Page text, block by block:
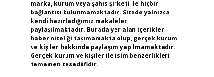
marka, kurum veya şahıs şirketi ile hiçbir
bağlantısı bulunmamaktadır. Sitede yalnızca
kendi hazırladığımız makaleler
paylaşılmaktadır. Burada yer alan içerikler
haber niteliği taşımamakta olup, gerçek kurum
ve kişiler hakkında paylaşım yapılmamaktadır.
Gerçek kurum ve kişiler ile isim benzerlikleri
tamamen tesadüfidir.